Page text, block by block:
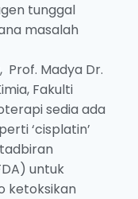
tunggal
masalah
Prof. Madya Dr.
Fakulti
sedia ada
‘cisplatin’
untuk
ketoksikan